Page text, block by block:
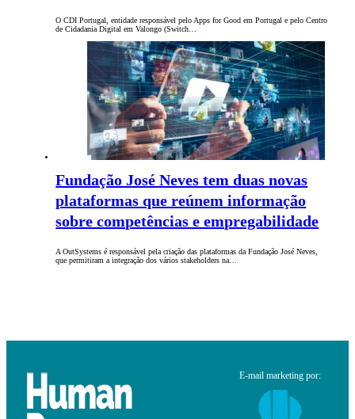
O CDI Portugal, entidade responsável pelo Apps for Good em Portugal e pelo Centro
de Cidadania Digital em Valongo (Switch…
Fundação José Neves tem duas novas
plataformas que reúnem informação
sobre competências e empregabilidade
A OutSystems é responsável pela criação das plataformas da Fundação José Neves,
que permitiram a integração dos vários stakeholders na…
E-mail marketing por: